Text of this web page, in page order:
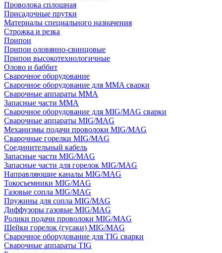
Проволока сплошная
Присадочные прутки
Материалы специального назначения
Строжка и резка
Припои
Припои оловянно-свинцовые
Припои высокотехнологичные
Олово и баббит
Сварочное оборудование
Сварочное оборудование для MMA сварки
Сварочные аппараты MMA
Запасные части MMA
Сварочное оборудование для MIG/MAG сварки
Сварочные аппараты MIG/MAG
Механизмы подачи проволоки MIG/MAG
Сварочные горелки MIG/MAG
Соединительный кабель
Запасные части MIG/MAG
Запасные части для горелок MIG/MAG
Направляющие каналы MIG/MAG
Токосъемники MIG/MAG
Газовые сопла MIG/MAG
Пружины для сопла MIG/MAG
Диффузоры газовые MIG/MAG
Ролики подачи проволоки MIG/MAG
Шейки горелок (гусаки) MIG/MAG
Сварочное оборудование для TIG сварки
Сварочные аппараты TIG